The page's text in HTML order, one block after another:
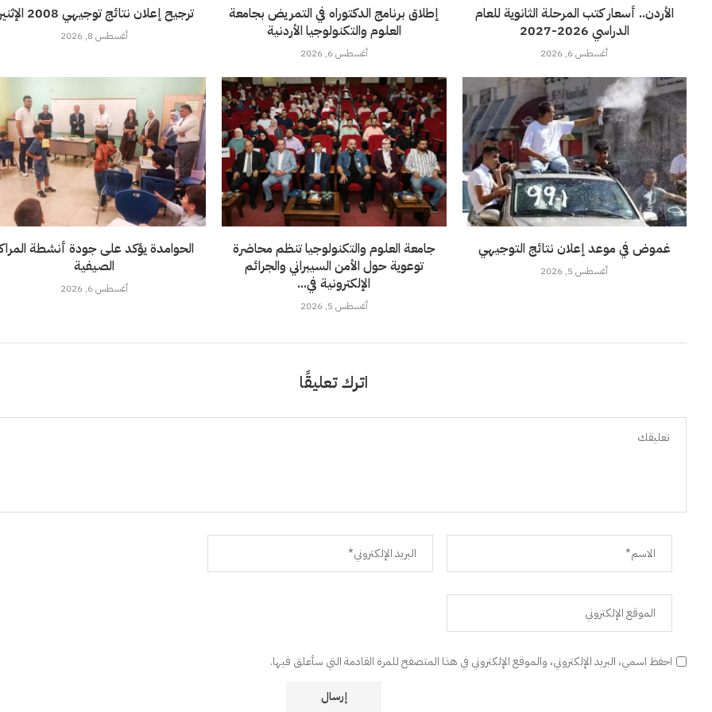
ترجيح إعلان نتائج توجيهي 2008 الإثنين
أغسطس 8, 2026
إطلاق برنامج الدكتوراه في التمريض بجامعة
العلوم والتكنولوجيا الأردنية
أغسطس 6, 2026
الأردن.. أسعار كتب المرحلة الثانوية للعام
الدراسي 2026-2027
أغسطس 6, 2026
الحوامدة يؤكد على جودة أنشطة
الصيفية
أغسطس 6, 2026
جامعة العلوم والتكنولوجيا تنظم محاضرة
توعوية حول الأمن السيبراني والجرائم
الإلكترونية في...
أغسطس 5, 2026
غموض في موعد إعلان نتائج التوجيهي
أغسطس 5, 2026
اترك تعليقًا
احفظ اسمي، البريد الإلكتروني، والموقع الإلكتروني في هذا المتصفح للمرة القادمة التي سأعلق فيها.